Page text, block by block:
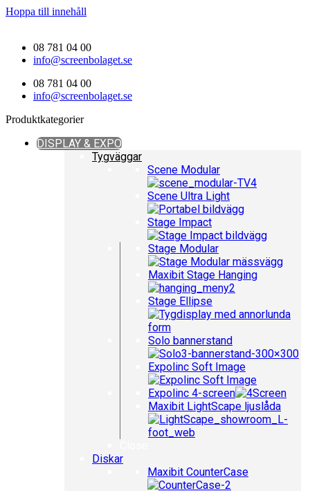
Hoppa till innehåll
08 781 04 00
info@screenbolaget.se
08 781 04 00
info@screenbolaget.se
Produktkategorier
DISPLAY & EXPO
Tygväggar
Scene Modular
Scene Ultra Light
Stage Impact
Stage Modular
Maxibit Stage Hanging
Stage Ellipse
Solo bannerstand
Expolinc Soft Image
Expolinc 4-screen
Maxibit LightScape ljuslåda
Diskar
Maxibit CounterCase